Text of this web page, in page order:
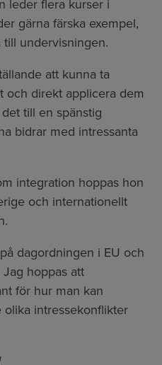
leder flera kurser i
gärna färska exempel,
undervisningen.
att kunna ta
och direkt applicera dem
till en spänstig
bidrar med intressanta
integration hoppas hon
och internationellt
dagordningen i EU och
hoppas att
för hur man kan
intressekonflikter